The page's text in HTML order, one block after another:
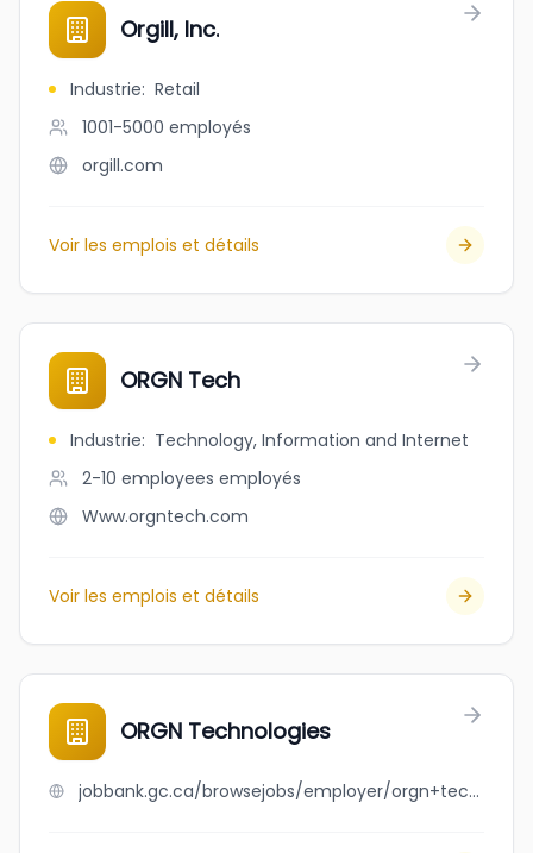
Orgill, Inc.
Industrie: Retail
1001-5000 employés
orgill.com
Voir les emplois et détails
ORGN Tech
Industrie: Technology, Information and Internet
2-10 employees employés
Www.orgntech.com
Voir les emplois et détails
ORGN Technologies
jobbank.gc.ca/browsejobs/employer/orgn+technologies/ca